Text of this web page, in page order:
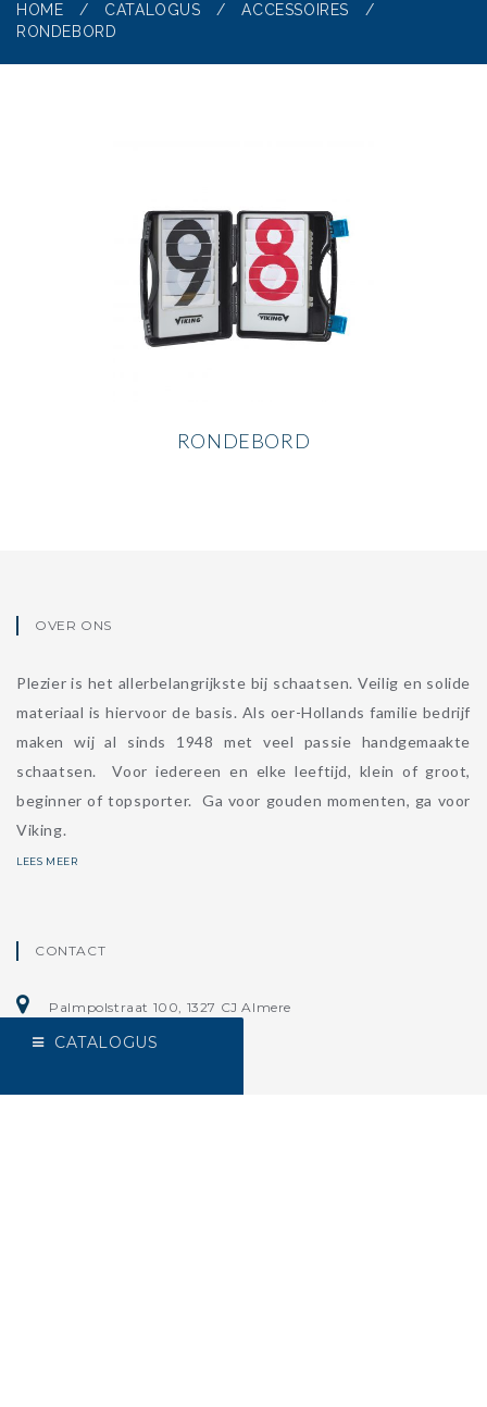
HOME / CATALOGUS / ACCESSOIRES
/
RONDEBORD
CATALOGUS
RONDEBORD
OVER ONS
Plezier is het allerbelangrijkste bij schaatsen. Veilig en solide
materiaal is hiervoor de basis. Als oer-Hollands familie bedrijf
maken wij al sinds 1948 met veel passie handgemaakte
schaatsen. Voor iedereen en elke leeftijd, klein of groot,
beginner of topsporter. Ga voor gouden momenten, ga voor
Viking.
LEES MEER
CONTACT
Palmpolstraat 100, 1327 CJ Almere